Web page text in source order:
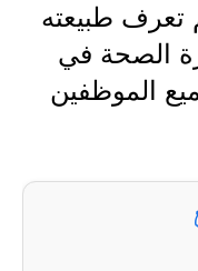
الاعدادية
الاعدادية
تعرف طبيعته
الصحة في
الموظفين